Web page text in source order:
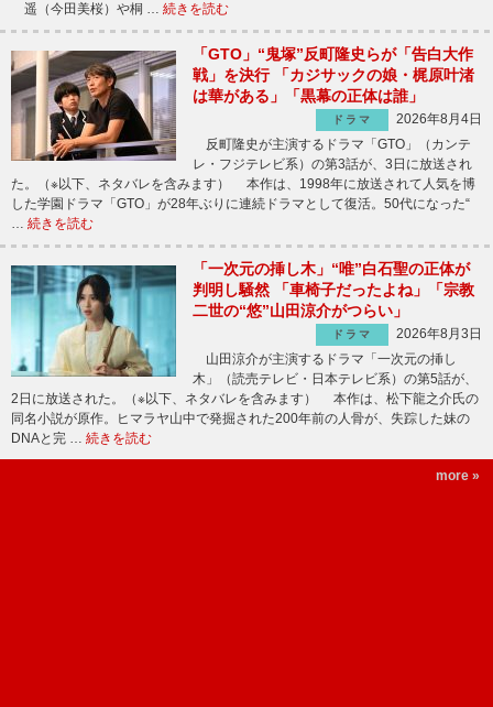
遥（今田美桜）や桐 … 続きを読む
「GTO」“鬼塚”反町隆史らが「告白大作
戦」を決行 「カジサックの娘・梶原叶渚
は華がある」「黒幕の正体は誰」
ドラマ
2026年8月4日
反町隆史が主演するドラマ「GTO」（カンテ
レ・フジテレビ系）の第3話が、3日に放送され
た。（※以下、ネタバレを含みます） 本作は、1998年に放送されて人気を博
した学園ドラマ「GTO」が28年ぶりに連続ドラマとして復活。50代になった“
… 続きを読む
「一次元の挿し木」“唯”白石聖の正体が
判明し騒然 「車椅子だったよね」「宗教
二世の“悠”山田涼介がつらい」
ドラマ
2026年8月3日
山田涼介が主演するドラマ「一次元の挿し
木」（読売テレビ・日本テレビ系）の第5話が、
2日に放送された。（※以下、ネタバレを含みます） 本作は、松下龍之介氏の
同名小説が原作。ヒマラヤ山中で発掘された200年前の人骨が、失踪した妹の
DNAと完 … 続きを読む
more »